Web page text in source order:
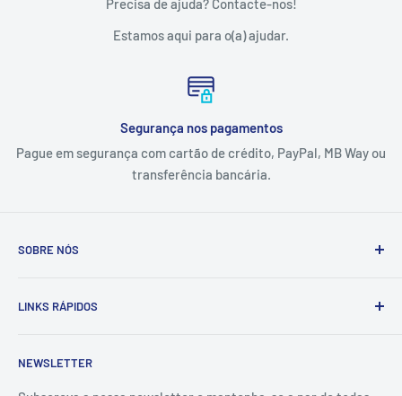
Precisa de ajuda? Contacte-nos!
Estamos aqui para o(a) ajudar.
Segurança nos pagamentos
Pague em segurança com cartão de crédito, PayPal, MB Way ou
transferência bancária.
SOBRE NÓS
fornece e executa soluções de pintura e proteção
industrial, naval e da construção civil.
LINKS RÁPIDOS
Sobre Nós
NEWSLETTER